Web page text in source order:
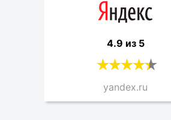
4.9 из 5
yandex.ru